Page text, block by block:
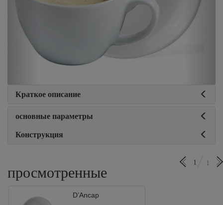
Краткое описание
основные параметры
Конструкция
просмотренные
1 1
D’Ancap